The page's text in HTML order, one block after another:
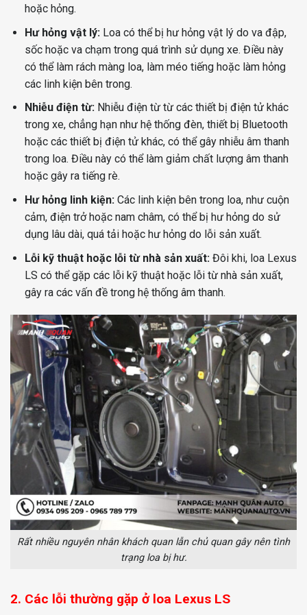
hoặc hỏng.
Hư hỏng vật lý:Loa có thể bị hư hỏng vật lý do va đập,
sốc hoặc va chạm trong quá trình sử dụng xe. Điều này
có thể làm rách màng loa, làm méo tiếng hoặc làm hỏng
các linh kiện bên trong.
Nhiễu điện từ:Nhiễu điện từ từ các thiết bị điện tử khác
trong xe, chẳng hạn như hệ thống đèn, thiết bị Bluetooth
hoặc các thiết bị điện tử khác, có thể gây nhiễu âm thanh
trong loa. Điều này có thể làm giảm chất lượng âm thanh
hoặc gây ra tiếng rè.
Hư hỏng linh kiện:Các linh kiện bên trong loa, như cuộn
cảm, điện trở hoặc nam châm, có thể bị hư hỏng do sử
dụng lâu dài, quá tải hoặc hư hỏng do lỗi sản xuất.
Lỗi kỹ thuật hoặc lỗi từ nhà sản xuất:Đôi khi, loa Lexus
LS có thể gặp các lỗi kỹ thuật hoặc lỗi từ nhà sản xuất,
gây ra các vấn đề trong hệ thống âm thanh.
Rất nhiều nguyên nhân khách quan lẫn chủ quan gây nên tình
trạng loa bị hư.
2. Các lỗi thường gặp ở loa Lexus LS